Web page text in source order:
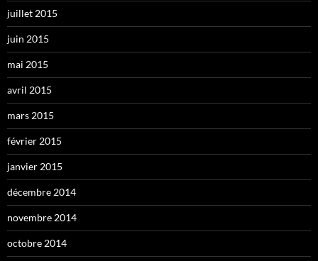
juillet 2015
juin 2015
mai 2015
avril 2015
mars 2015
février 2015
janvier 2015
décembre 2014
novembre 2014
octobre 2014